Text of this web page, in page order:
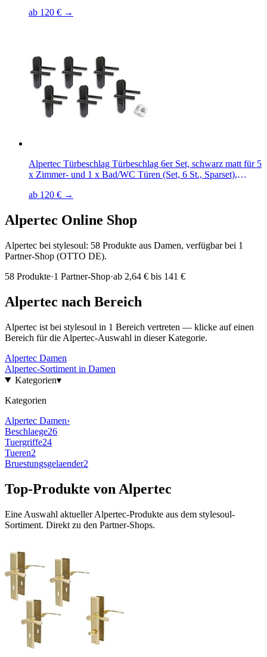
ab 120 € →
Alpertec Türbeschlag Türbeschlag 6er Set, schwarz matt für 5
x Zimmer- und 1 x Bad/WC Türen (Set, 6 St., Sparset),
ab 120 € →
Alpertec Online Shop
Alpertec bei stylesoul: 58 Produkte aus Damen, verfügbar bei 1
Partner-Shop (OTTO DE).
58 Produkte·1 Partner-Shop·ab 2,64 € bis 141 €
Alpertec nach Bereich
Alpertec ist bei stylesoul in 1 Bereich vertreten — klicke auf einen
Bereich für die Alpertec-Auswahl in dieser Kategorie.
Alpertec Damen
Alpertec-Sortiment in Damen
Kategorien▾
Kategorien
Alpertec Damen›
Beschlaege26
Tuergriffe24
Tueren2
Bruestungsgelaender2
Top-Produkte von Alpertec
Eine Auswahl aktuellerAlpertec-Produkte aus dem stylesoul-
Sortiment. Direkt zu den Partner-Shops.